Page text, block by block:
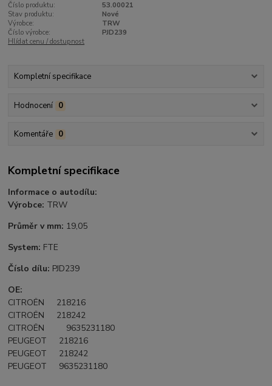
Číslo produktu:
53.00021
Stav produktu:
Nové
Výrobce:
TRW
Číslo výrobce:
PJD239
Hlídat cenu / dostupnost
Kompletní specifikace
Hodnocení 0
Komentáře 0
Kompletní specifikace
Informace o autodílu:
Výrobce: TRW
Průměr v mm: 19,05
System: FTE
Číslo dílu: PJD239
OE:
CITROËN 218216
CITROËN 218242
CITROËN 9635231180
PEUGEOT 218216
PEUGEOT 218242
PEUGEOT 9635231180